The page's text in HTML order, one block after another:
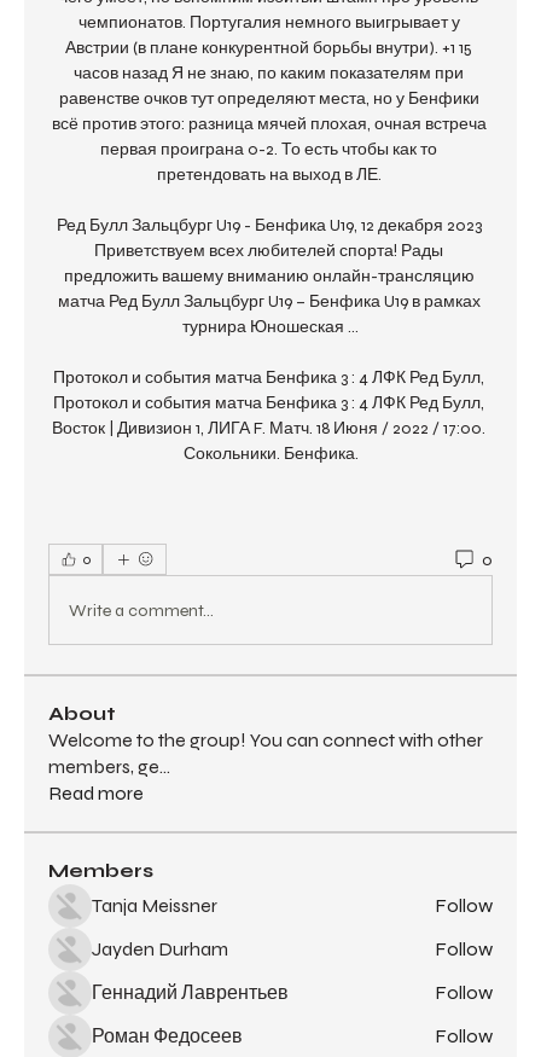
чемпионатов. Португалия немного выигрывает у
Австрии (в плане конкурентной борьбы внутри). +1 15
часов назад Я не знаю, по каким показателям при
равенстве очков тут определяют места, но у Бенфики
всё против этого: разница мячей плохая, очная встреча
первая проиграна 0-2. То есть чтобы как то
претендовать на выход в ЛЕ.
Ред Булл Зальцбург U19 - Бенфика U19, 12 декабря 2023
Приветствуем всех любителей спорта! Рады
предложить вашему вниманию онлайн-трансляцию
матча Ред Булл Зальцбург U19 – Бенфика U19 в рамках
турнира Юношеская ...
Протокол и события матча Бенфика 3 : 4 ЛФК Ред Булл,
Протокол и события матча Бенфика 3 : 4 ЛФК Ред Булл,
Восток | Дивизион 1, ЛИГА F. Матч. 18 Июня / 2022 / 17:00.
Сокольники. Бенфика.
0 0
Write a comment...
About
Welcome to the group! You can connect with other
members, ge...
Read more
Members
Tanja Meissner
Follow
Jayden Durham
Follow
Геннадий Лаврентьев
Follow
Роман Федосеев
Follow